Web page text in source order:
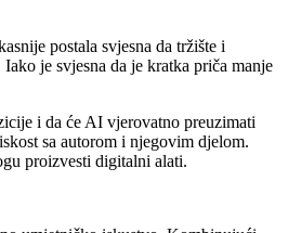
postala svjesna da tržište i
je svjesna da je kratka priča manje
i da će AI vjerovatno preuzimati
sa autorom i njegovim djelom.
proizvesti digitalni alati.